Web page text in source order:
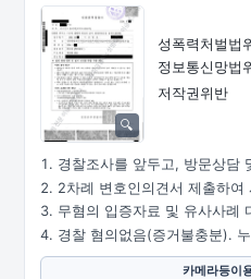
성폭력처벌법
정보통신망법
저작권위반
경찰조사를 앞두고, 방문상담
2차례 변호인의견서 제출하여
무혐의 입증자료 및 유사사례
경찰 혐의없음(증거불충분).
카메라등이